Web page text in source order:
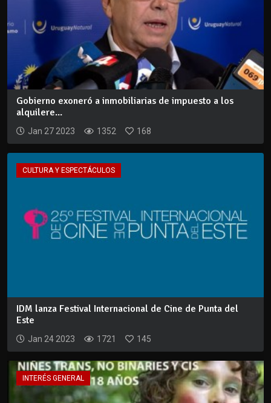
Gobierno exoneró a inmobiliarias de impuesto a los
alquilere...
Jan 27 2023 1352 168
CULTURA Y ESPECTÁCULOS
IDM lanza Festival Internacional de Cine de Punta del
Este
Jan 24 2023 1721 145
INTERÉS GENERAL